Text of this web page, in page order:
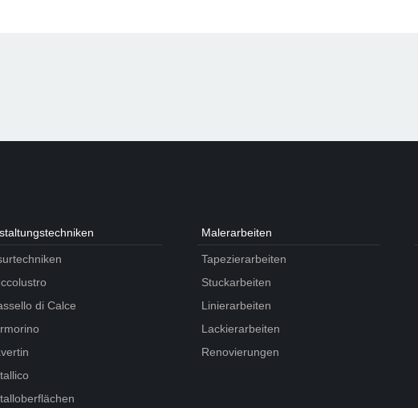
di Calce
Maler­arbeiten
Tapezierarbeiten
Stuckarbeiten
Linierarbeiten
Lackierarbeiten
Renovierungen